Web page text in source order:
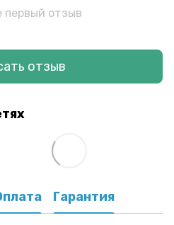
первый отзыв
отзыв
Гарантия